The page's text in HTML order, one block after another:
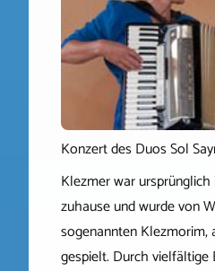
Konzert des Duos Sol
Klezmer war
zuhause und wurde von
sogenannten
gespielt. Durch vielfältige